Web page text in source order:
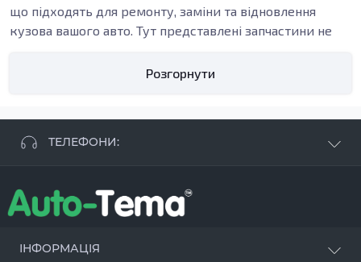
що підходять для ремонту, заміни та відновлення
кузова вашого авто. Тут представлені запчастини не
підвищення безпеки та довговічності вашого Hyundai.
цілісності автомобіля. Вони не лише формують
зовнішній вигляд, але й виконують захисні функції.
елементами, які забезпечують міцність конструкції
автомобіля. Вони відповідають за підтримку кузова та
При наявності пошкоджень слід терміново замінити
Розгорнути
ТЕЛЕФОНИ:
+38 096 250 84 38
+38 099 657 61 50
ІНФОРМАЦІЯ